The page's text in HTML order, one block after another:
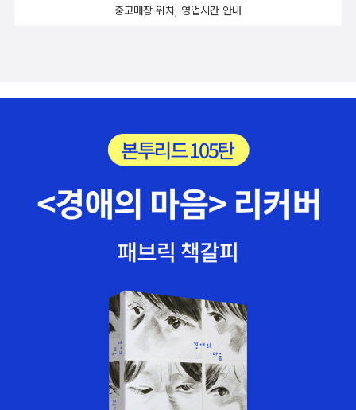
나가 정권오와리 통합(1559) - 오케하지마 전투 승리(1560) - 미노
쓰요리 멸문(1582) - 혼노지의 변(1582)* 나가시노 전투 : 대량의
물리친 전투* 혼노지의 변 : 오다 노부나가가 아케치 마쓰히데의 반
역으로 암살당한 사건▷ 도요토미 히데요시의 전국 통일야마자키 전
투에서 아케치 마쓰히데에게 승리(1582) - 시즈가타케 전투에서 승
리(1583) - 몇 차례 전투 후에 도쿠가야 이에야스와 화해하고 휘하
통일(1590)* 도검 몰수령(1588) : 농민 반란(잇키)을 봉쇄하고자
8)으로 도쿠가와 이에야스가 고다이로(五大老)의 필두로 등극(159
8) - 세키기하라 전투에서 승리(1600.9) - 쇼군에 올라 에도 막부
개설(1603) - 오사카 성 함락으로 히데요시 가문 멸문(1615)* 겐나
(元和)의 대순교大殉敎(1622) : 기독교 금지령(1612)을 지키지
않은 55명의 선교사와 신도를 나가사키에서 처형* 도자마다이묘(外
신의 나라를 중심에 넣는다. 중국이 그리면 중국이 중심에, 미국이 그
으로 불과 200년 전까지만 해도 지도가 정확하다는 말을 사용하지
않았다. 그렇다면 사상성은 뭘까? '세계를 어떻게 볼 것인가?라는 세
상을 이야기하고 그것을 형태로 표현하는 일이 지도에 요구되었던 것
이다. 이를 지도의 사상성이라고 하자. 6조선을 표현한 최초의 지도
인 '혼일강리역대국도지도'이다. 중국 사대주의에 빠진 조선의 생각을
담은 이 지도는 조선이 아닌 중국을 중심에 두고 있다. 조선의 사상성
을 지도에서 읽을 수 있다. 지도 한 장에 이리 많은 생각이 담겨있을
줄이야. 고대 지도의 특징은 과학성보다 사상성이 도드라진다. 기원
전 6세기의 것으로 추정되는 바빌로니아 지도는 이역, 즉 경험할 수
없는 관념과 신화의 세계까지 그리고 있다. 저자는 이것을 세계관을
표현한 것이라고 한다. 지도에 관련된 책을 찾아보니 의외로 재미있
을 만한 책이 몇 권 보인다. <세상을 담은 그림지도>와 <지도로 보는
중고매장 위치, 영업시간 안내